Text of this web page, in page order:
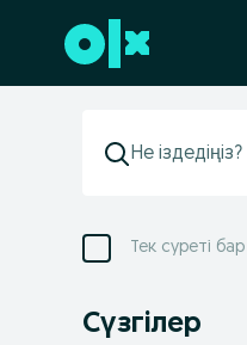
Төменгі деректемеге өту
Тек суреті бар
Сүзгілер